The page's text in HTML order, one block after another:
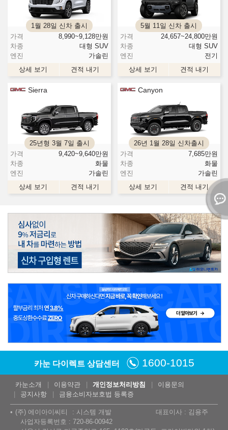
1월 28일 신차 출시
가격
8,990~9,128만원
차종
대형 SUV
엔진
가솔린
상세 보기
견적 내기
5월 11일 신차 출시
가격
24,657~24,800만원
차종
대형 SUV
엔진
전기
상세 보기
견적 내기
Sierra
25년형 3월 7일 출시
가격
9,420~9,640만원
차종
화물
엔진
가솔린
상세 보기
견적 내기
Canyon
26년 1월 28일 신차출시
가격
7,685만원
차종
화물
엔진
가솔린
상세 보기
견적 내기
카눈 다이렉트 상담센터 1600-1015
카눈소개 이용약관 개인정보처리방침
이용문의
공지사항
금융소비자보호법 등록증
(주) 에이아이씨티 시스템 개발
대표이사 : 김용주
사업자등록번호 : 720-86-00942